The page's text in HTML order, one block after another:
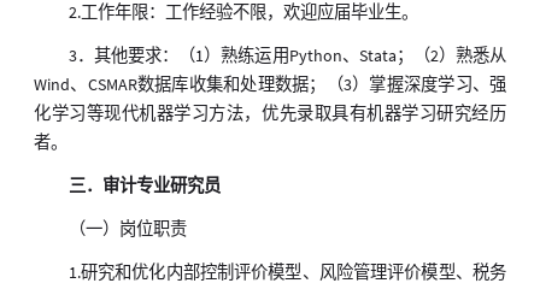
2.工作年限：工作经验不限，欢迎应届毕业生。
3．其他要求：（1）熟练运用Python、Stata；（2）熟悉从
Wind、CSMAR数据库收集和处理数据；（3）掌握深度学习、强
化学习等现代机器学习方法，优先录取具有机器学习研究经历
者。
三．审计专业研究员
（一）岗位职责
1.研究和优化内部控制评价模型、风险管理评价模型、税务